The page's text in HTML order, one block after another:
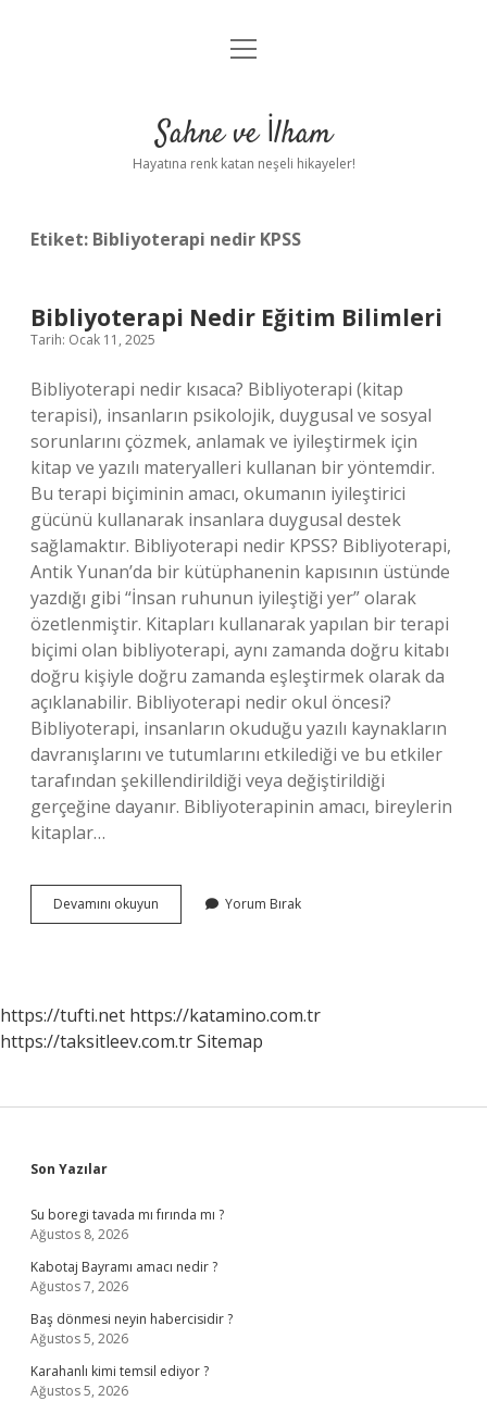
Anasayfa
Yasal Uyarı
menüyü
Sahne ve İlham
Hayatına renk katan neşeli hikayeler!
Etiket: Bibliyoterapi nedir KPSS
Bibliyoterapi Nedir Eğitim Bilimleri
Tarih: Ocak 11, 2025
Bibliyoterapi nedir kısaca? Bibliyoterapi (kitap
terapisi), insanların psikolojik, duygusal ve sosyal
sorunlarını çözmek, anlamak ve iyileştirmek için
kitap ve yazılı materyalleri kullanan bir yöntemdir.
Bu terapi biçiminin amacı, okumanın iyileştirici
gücünü kullanarak insanlara duygusal destek
sağlamaktır. Bibliyoterapi nedir KPSS? Bibliyoterapi,
Antik Yunan’da bir kütüphanenin kapısının üstünde
yazdığı gibi “İnsan ruhunun iyileştiği yer” olarak
özetlenmiştir. Kitapları kullanarak yapılan bir terapi
biçimi olan bibliyoterapi, aynı zamanda doğru kitabı
doğru kişiyle doğru zamanda eşleştirmek olarak da
açıklanabilir. Bibliyoterapi nedir okul öncesi?
Bibliyoterapi, insanların okuduğu yazılı kaynakların
davranışlarını ve tutumlarını etkilediği ve bu etkiler
tarafından şekillendirildiği veya değiştirildiği
gerçeğine dayanır. Bibliyoterapinin amacı, bireylerin
kitaplar…
Devamını okuyun Bibliyoterapi
Nedir
Yorum Bırak
https://tufti.net https://katamino.com.tr
https://taksitleev.com.trSitemap
Sidebar
Son Yazılar
Su boregi tavada mı fırında mı ?
Ağustos 8, 2026
Kabotaj Bayramı amacı nedir ?
Ağustos 7, 2026
Baş dönmesi neyin habercisidir ?
Ağustos 5, 2026
Karahanlı kimi temsil ediyor ?
Ağustos 5, 2026